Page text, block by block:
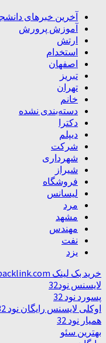
آخرین خبرهای
آموزش پرورش
ارتش
استخدام
اصفهان
تبریز
تهران
خانم
دسته‌بندی نشده
دکترا
دیپلم
شرکت
شهرداری
شیراز
فروشگاه
لیسانس
مرد
مشهد
مهندس
نفت
یزد
خرید بک لینک behtarinbacklink.com
لایسنس نود32
پسورد نود 32
اوکلی لایسنس رایگان نود 32
همیار نود 32
بهترین سئو